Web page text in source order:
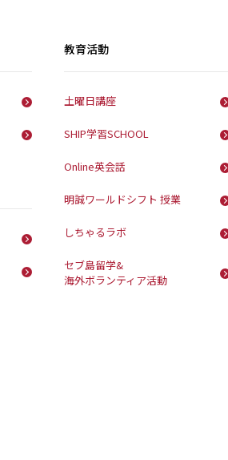
教育活動
土曜日講座
SHIP学習SCHOOL
Online英会話
明誠ワールドシフト 授業
しちゃるラボ
セブ島留学&
海外ボランティア活動